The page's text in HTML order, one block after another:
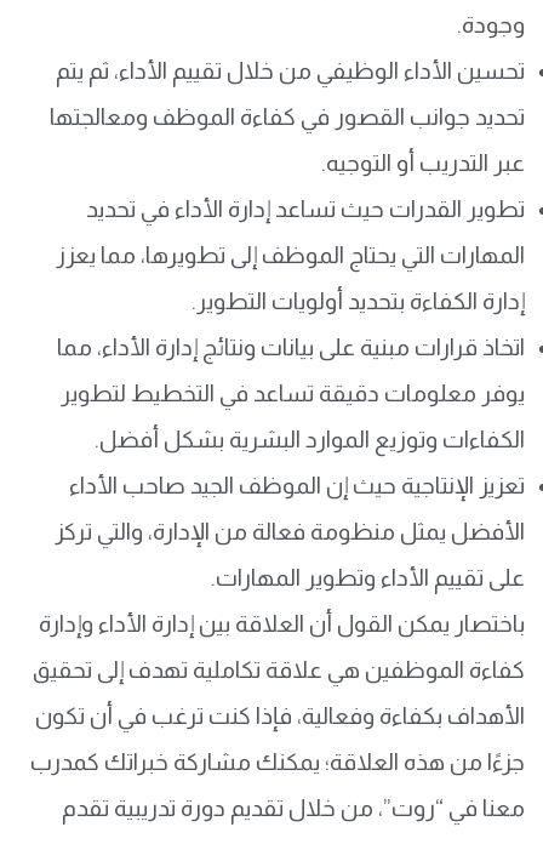
وجودة.
تحسين الأداء الوظيفي من خلال تقييم الأداء، ثم يتم
تحديد جوانب القصور في كفاءة الموظف ومعالجتها
عبر التدريب أو التوجيه.
تطوير القدرات حيث تساعد إدارة الأداء في تحديد
المهارات التي يحتاج الموظف إلى تطويرها، مما يعزز
إدارة الكفاءة بتحديد أولويات التطوير.
اتخاذ قرارات مبنية على بيانات ونتائج إدارة الأداء، مما
يوفر معلومات دقيقة تساعد في التخطيط لتطوير
الكفاءات وتوزيع الموارد البشرية بشكل أفضل.
تعزيز الإنتاجية حيث إن الموظف الجيد صاحب الأداء
الأفضل يمثل منظومة فعالة من الإدارة، والتي تركز
على تقييم الأداء وتطوير المهارات.
باختصار يمكن القول أن العلاقة بين إدارة الأداء وإدارة
كفاءة الموظفين هي علاقة تكاملية تهدف إلى تحقيق
الأهداف بكفاءة وفعالية، فإذا كنت ترغب في أن تكون
جزءًا من هذه العلاقة؛ يمكنك مشاركة خبراتك كمدرب
معنا في “روت”، من خلال تقديم دورة تدريبية تقدم